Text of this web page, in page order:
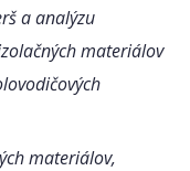
a analýzu
materiálov
materiálov,